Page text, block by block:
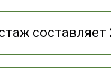
составляет